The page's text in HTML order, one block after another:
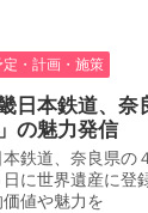
定・計画・施策
日本鉄道、
の魅力発信
鉄道、奈良県の
に世界遺産に登
値や魅力を